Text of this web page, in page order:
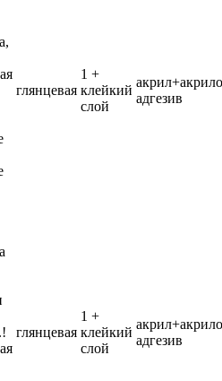
глянцевая
1 +
клейкий
слой
адгезив
глянцевая
1 +
клейкий
слой
адгезив